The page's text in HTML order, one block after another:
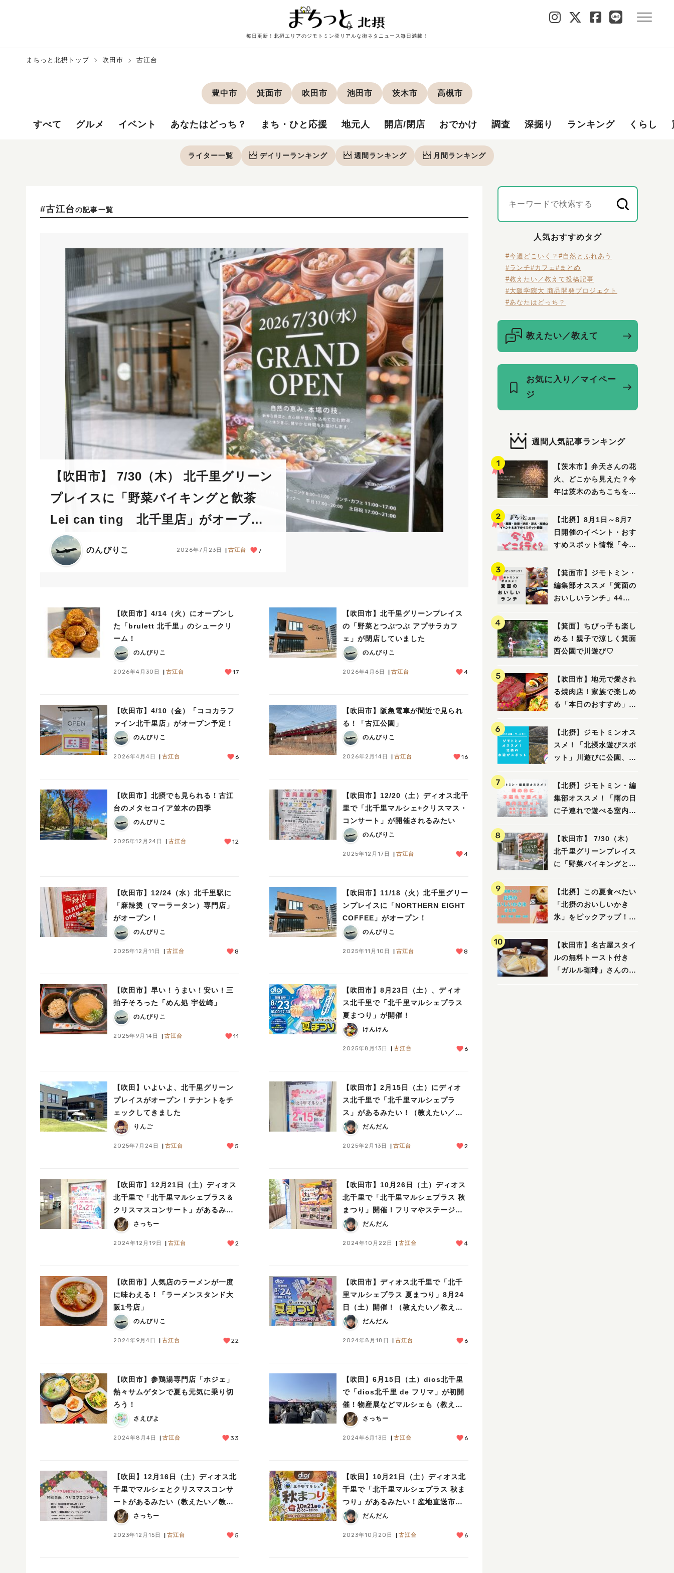
毎日更新！北摂エリアのジモトミン発リアルな街ネタニュース毎日満載！
まちっと北摂トップ 吹田市 古江台
豊中市 箕面市 吹田市 池田市 茨木市 高槻市
すべて グルメ イベント あなたはどっち？ まち・ひと応援 地元人 開店/閉店 おでかけ 調査 深掘り ランキング くらし
ライター一覧 デイリーランキング 週間 ランキング 月間 ランキング
#古江台の記事一覧
【吹田市】 7/30（木） 北千里グリーン
プレイスに「野菜バイキングと飲茶
Lei can ting 北千里店」がオープン
予定！
のんびりこ 2026年7月23日 古江台 7
【吹田市】4/14（火）にオープンし
た「brulett 北千里」のシュークリ
ーム！
のんびりこ
2026年4月30日 古江台 17
【吹田市】北千里グリーンプレイス
の「野菜とつぶつぶ アプサラカフ
ェ」が閉店していました
のんびりこ
2026年4月6日 古江台 4
【吹田市】4/10（金）「ココカラフ
ァイン北千里店」がオープン予定！
のんびりこ
2026年4月4日 古江台 6
【吹田市】阪急電車が間近で見られ
る！「古江公園」
のんびりこ
2026年2月14日 古江台 16
【吹田市】北摂でも見られる！古江
台のメタセコイア並木の四季
のんびりこ
2025年12月24日 古江台 12
【吹田市】12/20（土）ディオス北千
里で「北千里マルシェ+クリスマス・
コンサート」が開催されるみたい
のんびりこ
2025年12月17日 古江台 4
【吹田市】12/24（水）北千里駅に
「麻辣烫（マーラータン）専門店」
がオープン！
のんびりこ
2025年12月11日 古江台 8
【吹田市】11/18（火）北千里グリー
ンプレイスに「NORTHERN EIGHT
COFFEE」がオープン！
のんびりこ
2025年11月10日 古江台 8
【吹田市】早い！うまい！安い！三
拍子そろった「めん処 宇佐崎」
のんびりこ
2025年9月14日 古江台 11
【吹田市】8月23日（土）、ディオ
ス北千里で「北千里マルシェプラス
夏まつり」が開催！
けんけん
2025年8月13日 古江台 6
【吹田】いよいよ、北千里グリーン
プレイスがオープン！テナントをチ
ェックしてきました
りんご
2025年7月24日 古江台 5
【吹田市】2月15日（土）にディオ
ス北千里で「北千里マルシェプラ
ス」があるみたい！（教えたい／教
えて）だんだん
2025年2月13日 古江台 2
【吹田市】12月21日（土）ディオス
北千里で「北千里マルシェプラス＆
クリスマスコンサート」があるみた
い！（教えたい／教えて）
さっちー
2024年12月19日 古江台 2
【吹田市】10月26日（土）ディオス
北千里で「北千里マルシェプラス 秋
まつり」開催！フリマやステージを
楽しもう（教えたい／教えて）
だんだん
2024年10月22日 古江台 4
【吹田市】人気店のラーメンが一度
に味わえる！「ラーメンスタンド大
阪1号店」
のんびりこ
2024年9月4日 古江台 22
【吹田市】ディオス北千里で「北千
里マルシェプラス 夏まつり」8月24
日（土）開催！（教えたい／教え
て）
だんだん
2024年8月18日 古江台 6
【吹田市】参鶏湯専門店「ホジェ」
熱々サムゲタンで夏も元気に乗り切
ろう！
さえぴよ
2024年8月4日 古江台 33
【吹田】6月15日（土）dios北千里
で「dios北千里 de フリマ」が初開
催！物産展などマルシェも（教えた
い／教えて）
さっちー
2024年6月13日 古江台 6
【吹田】12月16日（土）ディオス北
千里でマルシェとクリスマスコンサ
ートがあるみたい（教えたい／教え
て）
さっちー
2023年12月15日 古江台 5
【吹田】10月21日（土）ディオス北
千里で「北千里マルシェプラス 秋ま
つり」があるみたい！産地直送市や
お楽しみ縁日も（教えたい／教え
て）
だんだん
2023年10月20日 古江台 6
人気おすすめタグ
#今週どこいく？ #自然とふれあう
#ランチ#カフェ #まとめ
#教えたい／教えて投稿記事
#大阪学院大 商品開発プロジェクト
#あなたはどっち？
教えたい／教えて
お気に入り／マイペー
ジ
週間人気記事ランキング
【茨木市】弁天さんの花
火、どこから見えた？今
年は茨木のあちこちを巡
【北摂】8月1日～8月7
日開催のイベント・おす
すめスポット情報「今週
面・吹田・池田・茨木・
高槻）
【箕面市】ジモトミン・
編集部オススメ「箕面の
おいしいランチ」44
から穴場まで！〜
【箕面】ちびっ子も楽し
める！親子で涼しく箕面
西公園で川遊び♡
【吹田市】地元で愛され
る焼肉店！家族で楽しめ
る「本日のおすすめ」で
【北摂】ジモトミンオス
スメ！「北摂水遊びスポ
ット」川遊びに公園、プ
吹田・茨木・高槻）
【北摂】ジモトミン・編
集部オススメ！「雨の日
に子連れで遊べる室内ス
箕面・吹田・豊中・茨
木・池田）
【吹田市】 7/30（木）
北千里グリーンプレイス
に「野菜バイキングと飲
里店」がオープン予定！
【北摂】この夏食べたい
「北摂のおいしいかき
氷」をピックアップ！
面・池田）
【吹田市】名古屋スタイ
ルの無料トースト付き
「ガルル珈琲」さんのお